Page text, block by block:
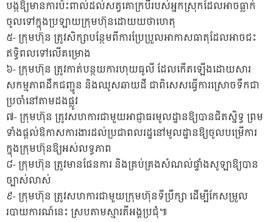
បង្កឱ្យមានការប៉ះពាល់ដល់សត្វគោក្របីរបស់អ្នកស្រុកដែលអាចធ្លាក់
ចូលទៅក្នុងប្រឡាយក្រុមហ៊ុនដោយយថាហេតុ
៥-​ ក្រុមហ៊ុន​ ត្រូវសិក្សាបន្ថែមពីការប្រែប្រួលអាកាសធាតុដែលអាចជះ
ឥទ្ធិពលទៅលើគម្រោង
៦-​ ក្រុមហ៊ុន​ ត្រូវកាត់បន្ថយការហុយធូលី ដែលកើតឡើងដោយសារ
សកម្មភាពដឹកជញ្ជូន និងឈូសឆាយដី ជាពិសេសធ្វើការស្រោចទឹកជា
ប្រចាំនៅតាមដងផ្លូវ
៧-​ ក្រុមហ៊ុន​ ត្រូវសហការជាមួយអាជ្ញាធរមូលដ្ឋានឱ្យបានជិតស្និទ្ធ ព្រម
ទាំងផ្តល់ឱកាសការងារដល់ប្រជាពលរដ្ឋនៅមូលដ្ឋានឱ្យចូលបម្រើការ
ក្នុងក្រុមហ៊ុនឱ្យអស់លទ្ធភាព
៨-​ ក្រុមហ៊ុន​ ត្រូវមានផែនការ និងគ្រប់គ្រងសំណល់ផ្ទាំងសូឡាឱ្យបាន
ច្បាស់លាស់
៩-​ ក្រុមហ៊ុន​ ត្រូវសហការជាមួយក្រុមហ៊ុន​ទីប្រឹក្សា ដើម្បីកែសម្រួល​
របាយការណ៍​នេះ​ ស្របតាមស្មារតីអង្គប្រជុំ​៕